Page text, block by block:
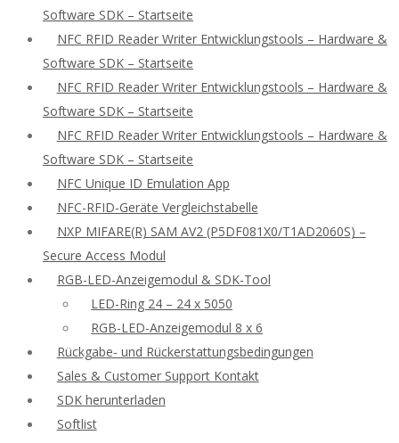
Software SDK – Startseite
NFC RFID Reader Writer Entwicklungstools – Hardware &
Software SDK – Startseite
NFC RFID Reader Writer Entwicklungstools – Hardware &
Software SDK – Startseite
NFC RFID Reader Writer Entwicklungstools – Hardware &
Software SDK – Startseite
NFC Unique ID Emulation App
NFC-RFID-Geräte Vergleichstabelle
NXP MIFARE(R) SAM AV2 (P5DF081X0/T1AD2060S) –
Secure Access Modul
RGB-LED-Anzeigemodul & SDK-Tool
LED-Ring 24 – 24 x 5050
RGB-LED-Anzeigemodul 8 x 6
Rückgabe- und Rückerstattungsbedingungen
Sales & Customer Support Kontakt
SDK herunterladen
Softlist